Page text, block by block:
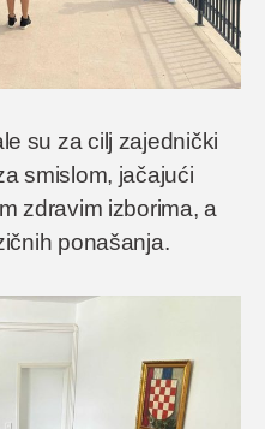
su za cilj zajednički
smislom, jačajući
zdravim izborima, a
ponašanja.